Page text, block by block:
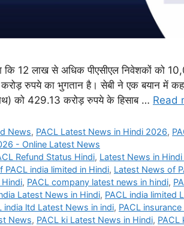
कि 12 लाख से अधिक पीएसीएल निवेशकों को
रुपये का भुगतान है। सेबी ने एक बयान में
को 429.13 करोड़ रुपये के हिसाब … Read
News, PACL Latest News in Hindi 2026,
- Online Latest News
Refund Status Hindi, Latest News in Hindi
PACL india limited in Hindi, Latest News of
Hindi, PACL company latest news in hindi,
Latest News in Hindi, PACL india limited
india ltd Latest News in indi, PACL
News, PACL ki Latest News in Hindi, PACL